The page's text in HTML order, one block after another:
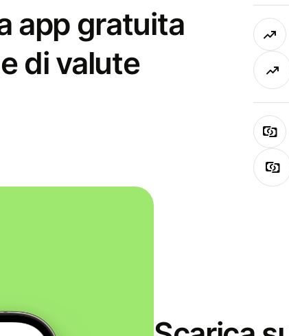
app gratuita
di valute